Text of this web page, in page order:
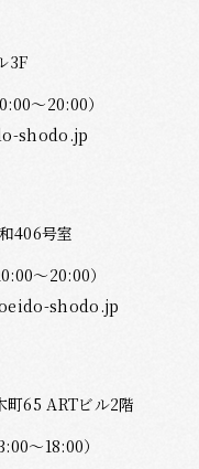
3F
～20:00）
shodo.jp
406号室
～20:00）
shodo.jp
町65 ARTビル2階
～18:00）